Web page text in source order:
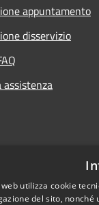
appuntamento
disservizio
assistenza
utilizza cookie
del sito,